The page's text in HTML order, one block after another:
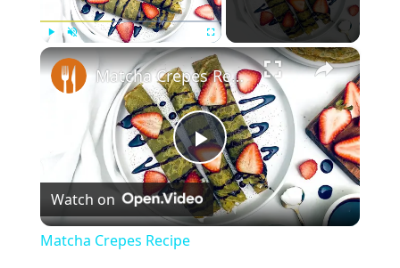
Play Unmute Fullscreen ×
Play
Video
Matcha Crepes Recipe
Watch on
Matcha Crepes Recipe